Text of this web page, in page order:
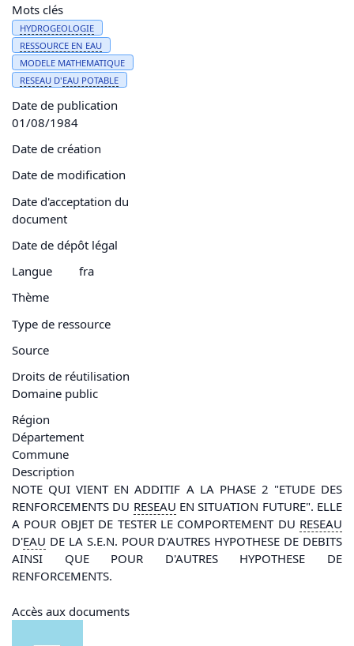
Mots clés
HYDROGEOLOGIE
RESSOURCE EN EAU
MODELE MATHEMATIQUE
RESEAU D'EAU POTABLE
Date de publication
01/08/1984
Date de création
Date de modification
Date d'acceptation du
document
Date de dépôt légal
Langue
fra
Thème
Type de ressource
Source
Droits de réutilisation
Domaine public
Région
Département
Commune
Description
NOTE QUI VIENT EN ADDITIF A LA PHASE 2 "ETUDE DES
RENFORCEMENTS DU RESEAU EN SITUATION FUTURE". ELLE
A POUR OBJET DE TESTER LE COMPORTEMENT DU RESEAU
D'EAU DE LA S.E.N. POUR D'AUTRES HYPOTHESE DE DEBITS
AINSI QUE POUR D'AUTRES HYPOTHESE DE
RENFORCEMENTS.
Accès aux documents